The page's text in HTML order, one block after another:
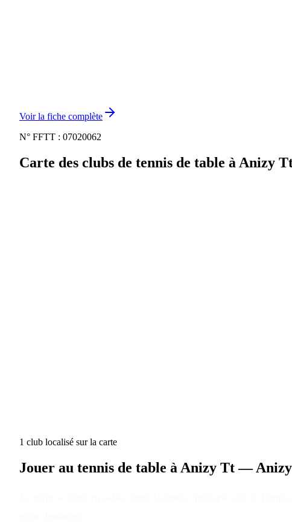
Voir la fiche complète
N° FFTT : 07020062
Carte des clubs de tennis de table àAnizy
1 club localisé sur la carte
Jouer au tennis de table à Anizy Tt — Anizy